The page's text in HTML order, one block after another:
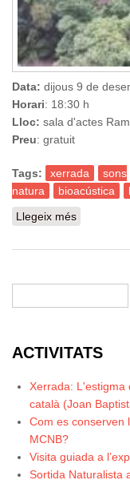
Data: dijous 9 de
Horari: 18:30 h
Lloc: sala d'actes
Preu: gratuit
Tags: xerrada
sons
natura
bioacústica
Llegeix més
Formulari de
ACTIVITATS
Xerrada: L'estigma
català (Joan
Com es conserven
MCNB?
Visita guiada a
Sortida Naturalista